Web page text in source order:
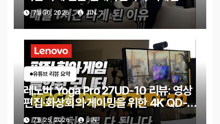
7월 30, 2026 JIN
유튜브 리뷰 요약
레노버 Yoga Pro 27UD-10 리뷰: 영상
편집·화상회의·게이밍을 위한 4K QD-
OLED 모니터
7월 25, 2026 JIN